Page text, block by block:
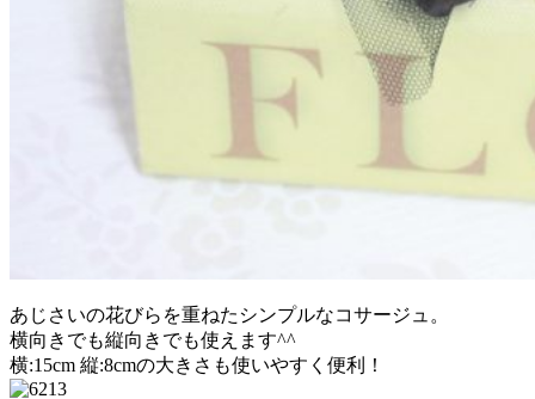
あじさいの花びらを重ねたシンプルなコサージュ。
横向きでも縦向きでも使えます^^
横:15cm 縦:8cmの大きさも使いやすく便利！